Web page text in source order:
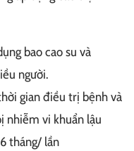
bao cao su và
người.
gian điều trị bệnh và
nhiễm vi khuẩn lậu
tháng/ lần